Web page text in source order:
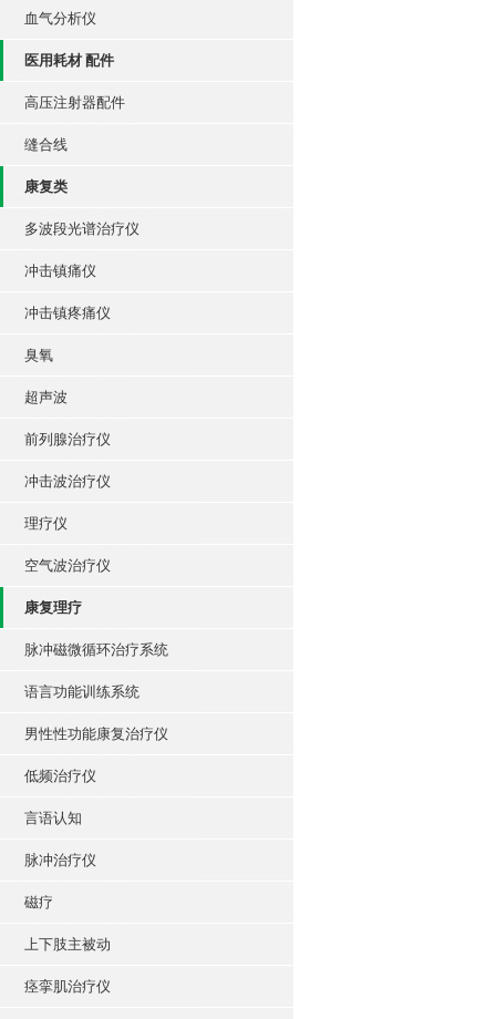
血气分析仪
医用耗材 配件
高压注射器配件
缝合线
康复类
多波段光谱治疗仪
冲击镇痛仪
冲击镇疼痛仪
臭氧
超声波
前列腺治疗仪
冲击波治疗仪
理疗仪
空气波治疗仪
康复理疗
脉冲磁微循环治疗系统
语言功能训练系统
男性性功能康复治疗仪
低频治疗仪
言语认知
脉冲治疗仪
磁疗
上下肢主被动
痉挛肌治疗仪